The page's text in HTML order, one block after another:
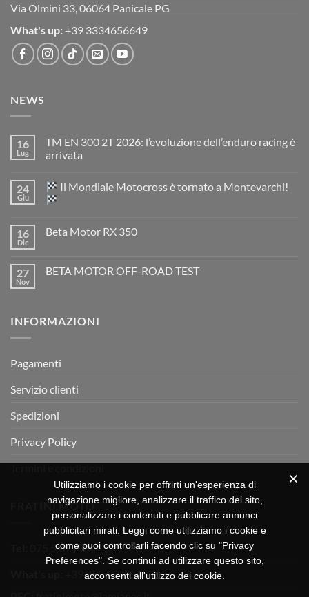
Via Olmini 33, 06064 Panicale PG
What's up: +39 3334656649
NEWS
16
Lug
TM EN 300 2T 2026: l’evoluzione dell’enduro racing è
arrivata
su
TM
EN
2026:
è
arrivata
24
Giu
Il Mondiale Motocross è tornato a Montevarchi!
su
Motocross
è
16
Dic
Beta Motor RX 350
Beta
27
Nov
BETA MOTOR OFF-ROAD TEST
MOTOR
INFORMAZIONI
Pagamenti
Servizio clienti
Spedizioni
Privacy Policy
Termini e condizioni
FRATINI MOTO
075 518 1504
+39 3334656649
Utilizziamo i cookie per offrirti un'esperienza di
navigazione migliore, analizzare il traffico del sito,
personalizzare i contenuti e pubblicare annunci
pubblicitari mirati. Leggi come utilizziamo i cookie e
come puoi controllarli facendo clic su "Privacy
Preferences". Se continui ad utilizzare questo sito,
acconsenti all'utilizzo dei cookie.